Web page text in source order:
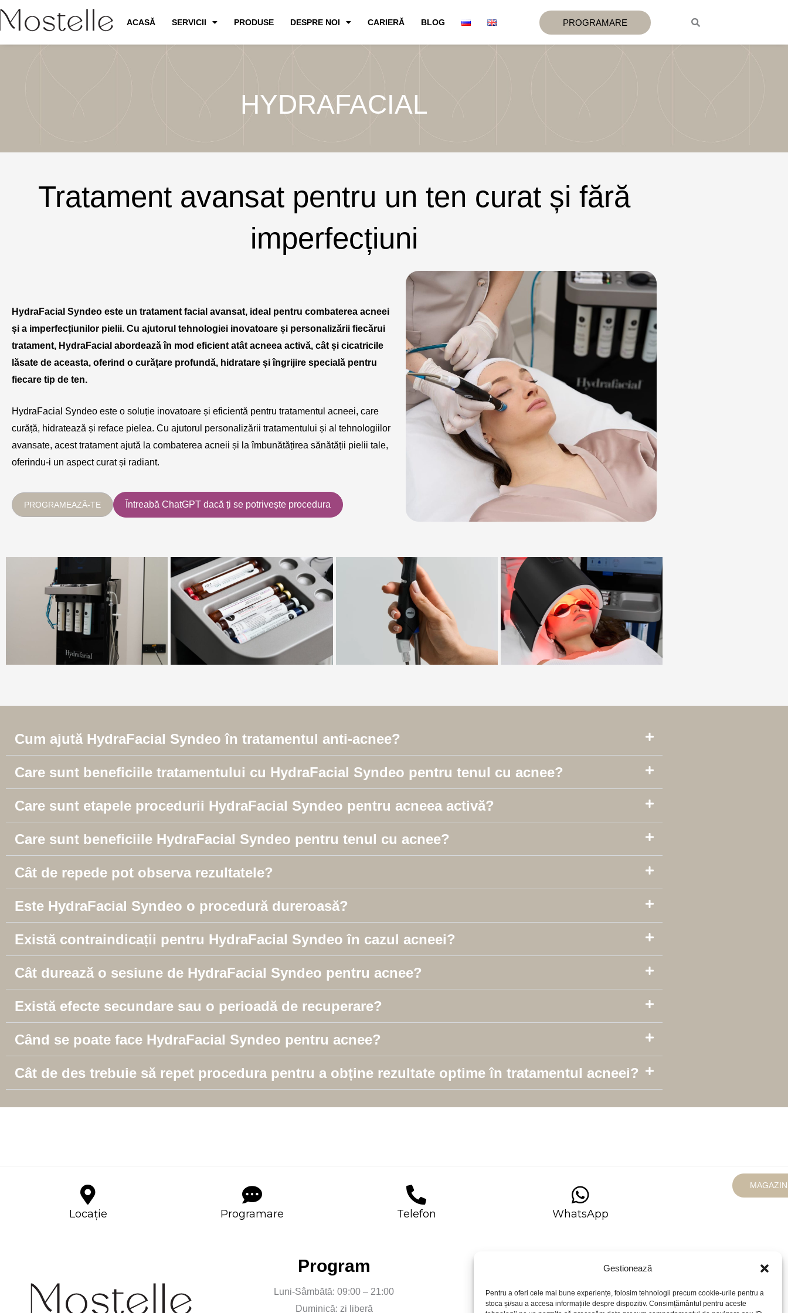
Gestionează
Pentru a oferi cele mai bune experiențe, folosim tehnologii precum cookie-urile pentru a
stoca și/sau a accesa informațiile despre dispozitiv. Consimțământul pentru aceste
Skip
ACASĂ SERVICII PRODUSE DESPRE NOI CARIERĂ BLOG PROGRAMARE
HYDRAFACIAL
Tratament avansat pentru un ten curat și fără
imperfecțiuni
HydraFacial Syndeo este un tratament facial avansat, ideal pentru combaterea acneei
și a imperfecțiunilor pielii. Cu ajutorul tehnologiei inovatoare și personalizării fiecărui
tratament, HydraFacial abordează în mod eficient atât acneea activă, cât și cicatricile
lăsate de aceasta, oferind o curățare profundă, hidratare și îngrijire specială pentru
fiecare tip de ten.
HydraFacial Syndeo este o soluție inovatoare și eficientă pentru tratamentul acneei, care
curăță, hidratează și reface pielea. Cu ajutorul personalizării tratamentului și al tehnologiilor
avansate, acest tratament ajută la combaterea acneii și la îmbunătățirea sănătății pielii tale,
oferindu-i un aspect curat și radiant.
PROGRAMEAZĂ-TE Întreabă ChatGPT dacă ți se potrivește procedura
Cum ajută HydraFacial Syndeo în tratamentul anti-acnee?
Care sunt beneficiile tratamentului cu HydraFacial Syndeo pentru tenul cu acnee?
Care sunt etapele procedurii HydraFacial Syndeo pentru acneea activă?
Care sunt beneficiile HydraFacial Syndeo pentru tenul cu acnee?
Cât de repede pot observa rezultatele?
Este HydraFacial Syndeo o procedură dureroasă?
Există contraindicații pentru HydraFacial Syndeo în cazul acneei?
Cât durează o sesiune de HydraFacial Syndeo pentru acnee?
Există efecte secundare sau o perioadă de recuperare?
Când se poate face HydraFacial Syndeo pentru acnee?
Cât de des trebuie să repet procedura pentru a obține rezultate optime în tratamentul acneei?
Locație Programare Telefon WhatsApp
Program
Luni-Sâmbătă: 09:00 – 21:00
Duminică: zi liberă
Or. Chișinău, str. Mihai Eminescu 26
Email: info@mostelle.md
MAGAZIN